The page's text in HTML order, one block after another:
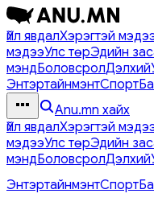
Үйл явдалХэрэгтэй
мэдээУлс төрЭдийн
мэндБоловсролДэлхий
ЭнтэртайнмэнтСпорт
Anu.mn хайх
Үйл явдалХэрэгтэй
мэдээУлс төрЭдийн
мэндБоловсролДэлхий
ЭнтэртайнмэнтСпорт